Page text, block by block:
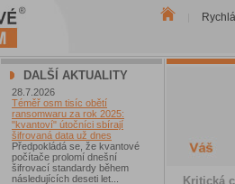
DALŠÍ AKTUALITY
28.7.2026
Téměř osm tisíc obětí
ransomwaru za rok 2025:
"kvantoví" útočníci sbírají
šifrovaná data už dnes
Předpokládá se, že kvantové
počítače prolomí dnešní
šifrovací standardy během
následujících deseti let...
Kritická